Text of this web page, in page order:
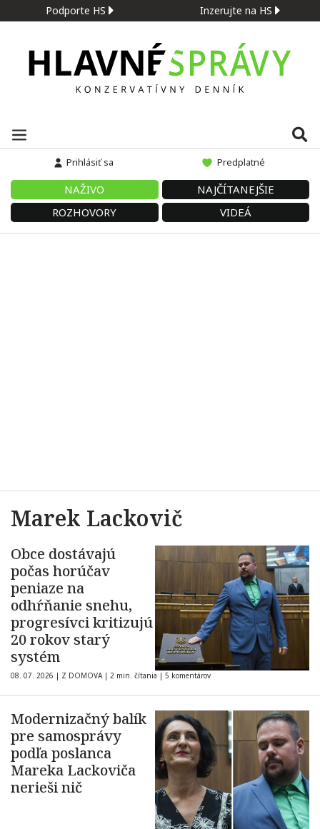
Podporte HS Inzerujte na HS
Prihlásiť sa Predplatné
NAŽIVO
NAJČÍTANEJŠIE
ROZHOVORY
VIDEÁ
Marek Lackovič
Obce dostávajú
počas horúčav
peniaze na
odhŕňanie snehu,
progresívci kritizujú
20 rokov starý
systém
08. 07. 2026 | Z DOMOVA | 2 min. čítania | 5 komentárov
Modernizačný balík
pre samosprávy
podľa poslanca
Mareka Lackoviča
nerieši nič